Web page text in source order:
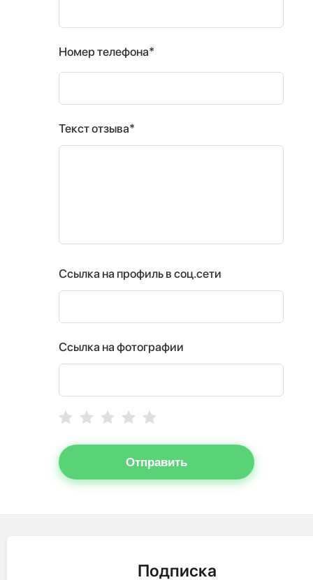
Номер телефона*
Текст отзыва*
Ссылка на профиль в соц.сети
Ссылка на фотографии
Отправить
Подписка